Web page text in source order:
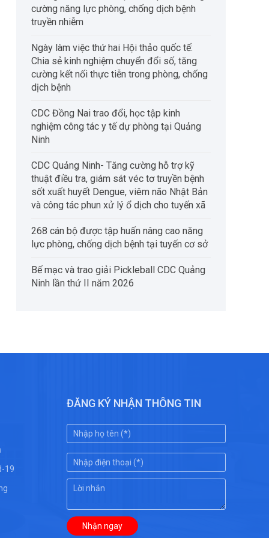
cường năng lực phòng, chống dịch bệnh
truyền nhiễm
Ngày làm việc thứ hai Hội thảo quốc tế:
Chia sẻ kinh nghiệm chuyển đổi số, tăng
cường kết nối thực tiễn trong phòng, chống
dịch bệnh
CDC Đồng Nai trao đổi, học tập kinh
nghiệm công tác y tế dự phòng tại Quảng
Ninh
CDC Quảng Ninh- Tăng cường hỗ trợ kỹ
thuật điều tra, giám sát véc tơ truyền bệnh
sốt xuất huyết Dengue, viêm não Nhật Bản
và công tác phun xử lý ổ dịch cho tuyến xã
268 cán bộ được tập huấn nâng cao năng
lực phòng, chống dịch bệnh tại tuyến cơ sở
Bế mạc và trao giải Pickleball CDC Quảng
Ninh lần thứ II năm 2026
19
ĐĂNG KÝ NHẬN THÔNG TIN